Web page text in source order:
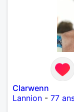
Clarwenn
Lannion - 77